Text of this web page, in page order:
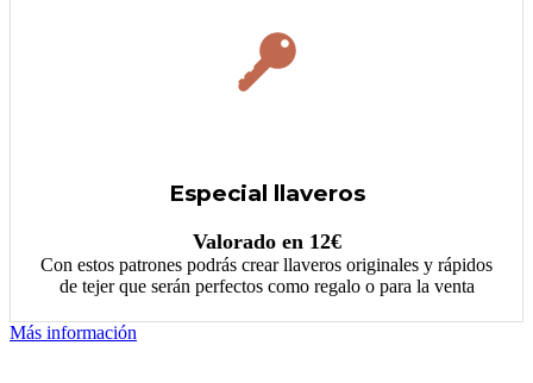
Especial llaveros
Valorado en 12€
Con estos patrones podrás crear llaveros originales y rápidos
de tejer que serán perfectos como regalo o para la venta
Más información